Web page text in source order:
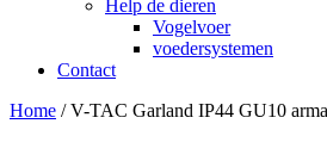
Help de dieren
Vogelvoer
voedersystemen
Contact
Home / V-TAC Garland IP44 GU10